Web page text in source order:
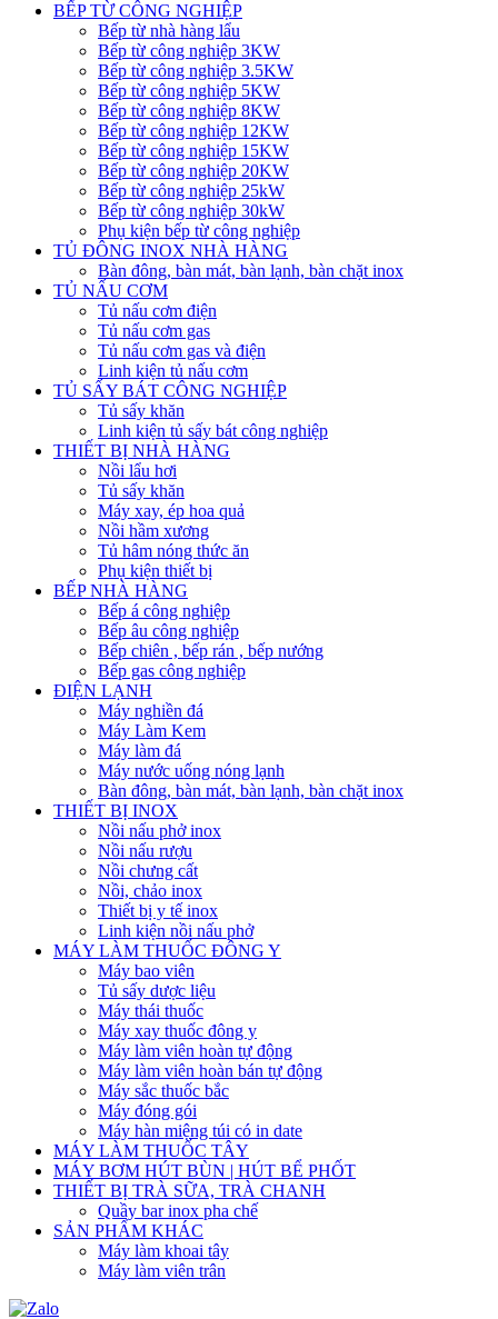
BẾP TỪ CÔNG NGHIỆP
Bếp từ nhà hàng lẩu
Bếp từ công nghiệp 3KW
Bếp từ công nghiệp 3.5KW
Bếp từ công nghiệp 5KW
Bếp từ công nghiệp 8KW
Bếp từ công nghiệp 12KW
Bếp từ công nghiệp 15KW
Bếp từ công nghiệp 20KW
Bếp từ công nghiệp 25kW
Bếp từ công nghiệp 30kW
Phụ kiện bếp từ công nghiệp
TỦ ĐÔNG INOX NHÀ HÀNG
Bàn đông, bàn mát, bàn lạnh, bàn chặt inox
TỦ NẤU CƠM
Tủ nấu cơm điện
Tủ nấu cơm gas
Tủ nấu cơm gas và điện
Linh kiện tủ nấu cơm
TỦ SẤY BÁT CÔNG NGHIỆP
Tủ sấy khăn
Linh kiện tủ sấy bát công nghiệp
THIẾT BỊ NHÀ HÀNG
Nồi lẩu hơi
Tủ sấy khăn
Máy xay, ép hoa quả
Nồi hầm xương
Tủ hâm nóng thức ăn
Phụ kiện thiết bị
BẾP NHÀ HÀNG
Bếp á công nghiệp
Bếp âu công nghiệp
Bếp chiên , bếp rán , bếp nướng
Bếp gas công nghiệp
ĐIỆN LẠNH
Máy nghiền đá
Máy Làm Kem
Máy làm đá
Máy nước uống nóng lạnh
Bàn đông, bàn mát, bàn lạnh, bàn chặt inox
THIẾT BỊ INOX
Nồi nấu phở inox
Nồi nấu rượu
Nồi chưng cất
Nồi, chảo inox
Thiết bị y tế inox
Linh kiện nồi nấu phở
MÁY LÀM THUỐC ĐÔNG Y
Máy bao viên
Tủ sấy dược liệu
Máy thái thuốc
Máy xay thuốc đông y
Máy làm viên hoàn tự động
Máy làm viên hoàn bán tự động
Máy sắc thuốc bắc
Máy đóng gói
Máy hàn miệng túi có in date
MÁY LÀM THUỐC TÂY
MÁY BƠM HÚT BÙN | HÚT BỂ PHỐT
THIẾT BỊ TRÀ SỮA, TRÀ CHANH
Quầy bar inox pha chế
SẢN PHẨM KHÁC
Máy làm khoai tây
Máy làm viên trân